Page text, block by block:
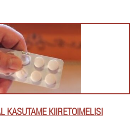
KASUTAME KIIRETOIMELISI